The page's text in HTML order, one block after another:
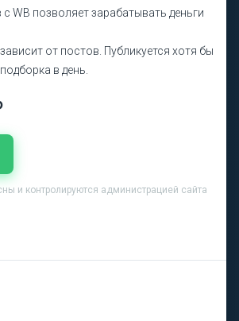
WB позволяет зарабатывать деньги
от постов. Публикуется хотя бы
в день.
и контролируются администрацией сайта